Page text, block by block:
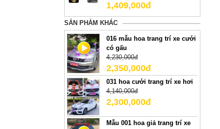
1,409,000đ
SẢN PHẢM KHÁC
016 mẫu hoa trang trí xe cưới
có gấu
4,230,000đ
2,350,000đ
031 hoa cưới trang trí xe hơi
4,140,000đ
2,300,000đ
Mẫu 001 hoa giả trang trí xe